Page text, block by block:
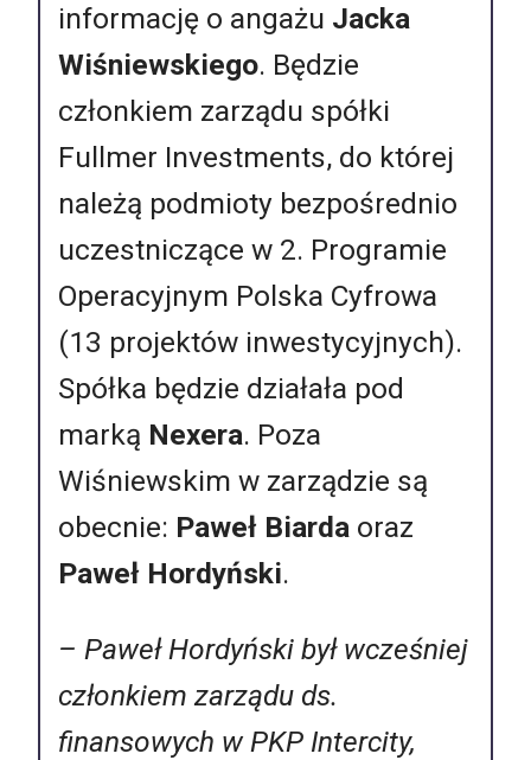
informację o angażu Jacka
Wiśniewskiego. Będzie
członkiem zarządu spółki
Fullmer Investments, do której
należą podmioty bezpośrednio
uczestniczące w 2. Programie
Operacyjnym Polska Cyfrowa
(13 projektów inwestycyjnych).
Spółka będzie działała pod
marką Nexera. Poza
Wiśniewskim w zarządzie są
obecnie: Paweł Biarda oraz
Paweł Hordyński.
– Paweł Hordyński był wcześniej
członkiem zarządu ds.
finansowych w PKP Intercity,